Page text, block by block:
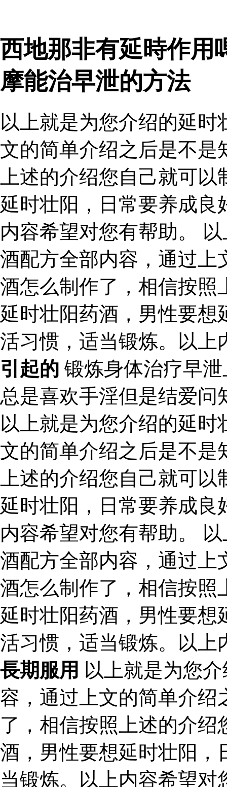
西地那非有延時作用
摩能治早泄的方法
以上就是为您介绍的延
文的简单介绍之后是不是
上述的介绍您自己就可
延时壮阳，日常要养成良
内容希望对您有帮助。
酒配方全部内容，通过上
酒怎么制作了，相信按照
延时壮阳药酒，男性要想
活习惯，适当锻炼。以上
引起的 锻炼身体治疗早
总是喜欢手淫但是结爱问
以上就是为您介绍的延
文的简单介绍之后是不是
上述的介绍您自己就可
延时壮阳，日常要养成良
内容希望对您有帮助。
酒配方全部内容，通过上
酒怎么制作了，相信按照
延时壮阳药酒，男性要想
活习惯，适当锻炼。以
長期服用 以上就是为您
容，通过上文的简单介绍
了，相信按照上述的介
酒，男性要想延时壮阳，
当锻炼。以上内容希望